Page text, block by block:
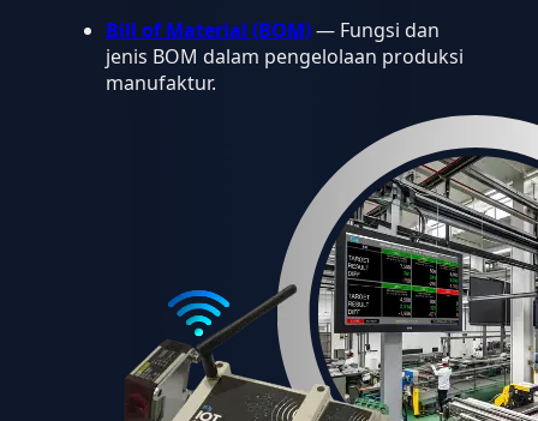
Bill of Material (BOM)— Fungsi dan
jenis BOM dalam pengelolaan produksi
manufaktur.